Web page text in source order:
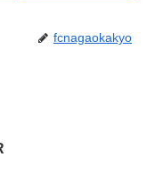
fcnagaokakyo